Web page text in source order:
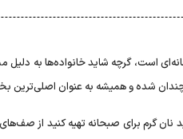
است، گرچه شاید خانواده‌ها به
شده و همیشه به عنوان اصلی‌ترین
گرم برای صبحانه تهیه کنید از